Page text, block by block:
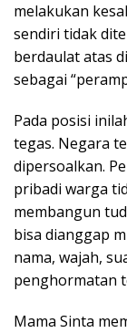
melakukan
sendiri tidak
berdaulat atas
sebagai
Pada posisi
tegas. Negara
dipersoalkan.
pribadi warga
membangun
bisa dianggap
nama, wajah,
penghormatan
Mama Sinta